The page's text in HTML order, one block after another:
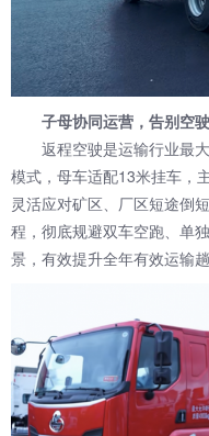
子母协同运营，告别空
返程空驶是运输行业最
模式，母车适配13米挂车，
灵活应对矿区、厂区短途倒
程，彻底规避双车空跑、单
景，有效提升全年有效运输